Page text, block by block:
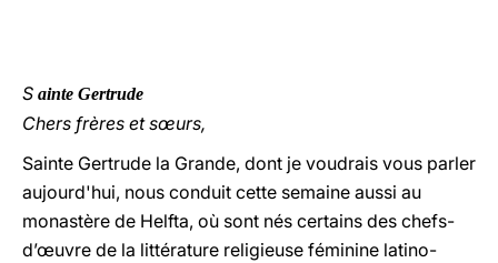
S ainte Gertrude
Chers frères et sœurs,
Sainte Gertrude la Grande, dont je voudrais vous parler
aujourd'hui, nous conduit cette semaine aussi au
monastère de Helfta, où sont nés certains des chefs-
d’œuvre de la littérature religieuse féminine latino-